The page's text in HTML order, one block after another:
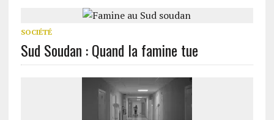
SOCIÉTÉ
Sud Soudan : Quand la famine tue